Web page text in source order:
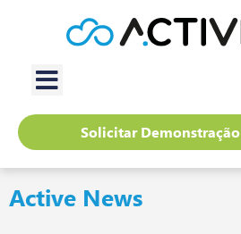
Solicitar Demonstração
Active News